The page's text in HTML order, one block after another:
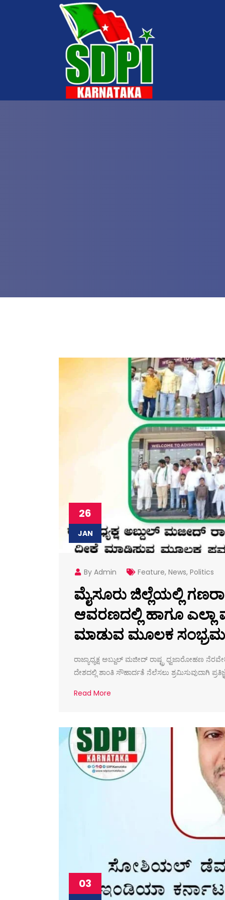
26
JAN
By Admin Feature, News, Politics
ಮೈಸೂರು ಜಿಲ್ಲೆಯಲ್ಲಿ
ಆವರಣದಲ್ಲಿ ಹಾಗೂ ಎಲ್ಲಾ
ಮಾಡುವ ಮೂಲಕ
ರಾಜ್ಯಾಧ್ಯಕ್ಷ ಅಬ್ದುಲ್ ಮಜೀದ್ ರಾಷ್ಟ್ರ ಧ್ವಜಾರೋಹಣ
ದೇಶದಲ್ಲಿ ಶಾಂತಿ ಸೌಹಾರ್ದತೆ ನೆಲೆಸಲು ಶ್ರಮಿಸುವುದಾಗಿ
Read More
03